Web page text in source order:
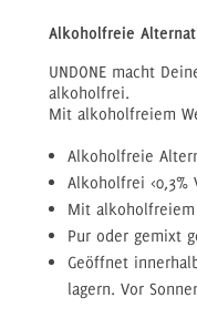
Alkoholfreie
UNDONE macht
alkoholfrei.
Mit alkoholfreiem
Alkoholfreie
Alkoholfrei <0,3%
Mit
Pur oder gemixt
Geöffnet
lagern. Vor